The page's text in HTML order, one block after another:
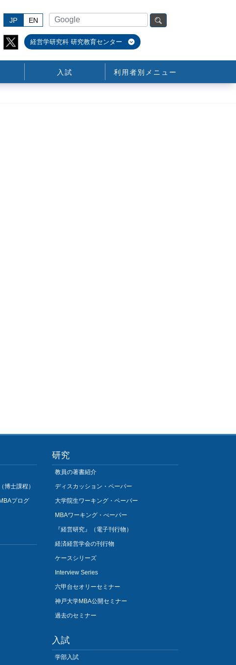
JP EN
経営学研究科 研究教育センター
入試 利用者別メニュー
博士課程）
プログ
研究
教員の著書紹介
ディスカッション・ペーパー
大学院生ワーキング・ペーパー
MBAワーキング・ぺーパー
『経営研究』（電子刊行物）
経済経営学会の刊行物
ケースシリーズ
Interview Series
六甲台セオリーセミナー
神戸大学MBA公開セミナー
過去のセミナー
入試
学部入試